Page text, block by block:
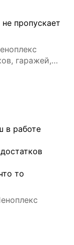
пропускает
гаражей,
в работе
то